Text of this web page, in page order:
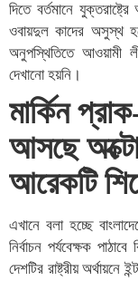
দিতে বর্তমানে
ওবায়দুল কাদের অসুস্থ
অনুপস্থিতিতে আওয়ামী
দেখানো হয়নি।
মার্কিন
আসছে
আরেকটি
এখানে বলা হচ্ছে
নির্বাচন পর্যবেক্ষক
দেশটির রাষ্ট্রীয়